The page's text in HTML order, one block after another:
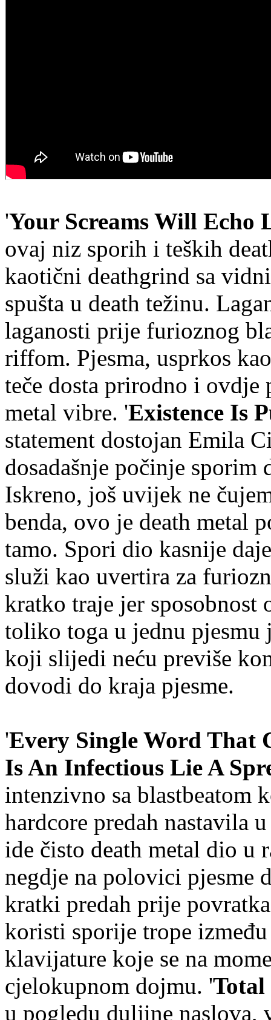
'Your Screams Will Echo
ovaj niz sporih i teških
kaotični deathgrind sa
spušta u death težinu.
laganosti prije furioznog
riffom. Pjesma, usprkos
teče dosta prirodno i
metal vibre. 'Existence Is
statement dostojan Emila
dosadašnje počinje sporim
Iskreno, još uvijek ne
benda, ovo je death metal
tamo. Spori dio kasnije
služi kao uvertira za
kratko traje jer sposobnost
toliko toga u jednu
koji slijedi neću previše
dovodi do kraja pjesme.
'Every Single Word That
Is An Infectious Lie A
intenzivno sa blastbeatom
hardcore predah nastavila
ide čisto death metal dio u
negdje na polovici pjesme
kratki predah prije
koristi sporije trope
klavijature koje se na
cjelokupnom dojmu. 'Total
u pogledu duljine naslova,